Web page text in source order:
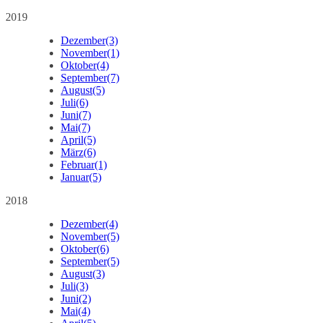
2019
Dezember(3)
November(1)
Oktober(4)
September(7)
August(5)
Juli(6)
Juni(7)
Mai(7)
April(5)
März(6)
Februar(1)
Januar(5)
2018
Dezember(4)
November(5)
Oktober(6)
September(5)
August(3)
Juli(3)
Juni(2)
Mai(4)